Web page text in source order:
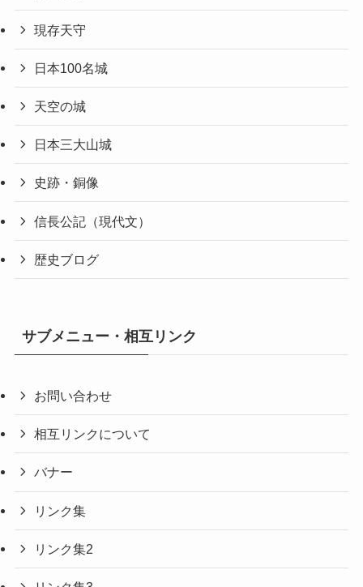
現存天守
日本100名城
天空の城
日本三大山城
史跡・銅像
信長公記（現代文）
歴史ブログ
サブメニュー・相互リンク
お問い合わせ
相互リンクについて
バナー
リンク集
リンク集2